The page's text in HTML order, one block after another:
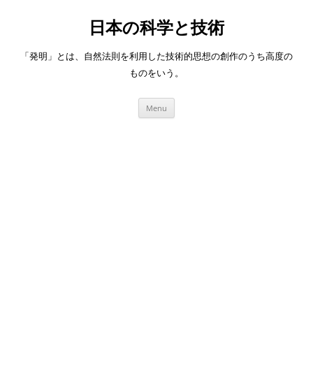
日本の科学と技術
「発明」とは、自然法則を利用した技術的思想の創作のうち高度の
ものをいう。
Menu